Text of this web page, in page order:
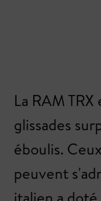
La RAM
glissades
éboulis.
peuvent